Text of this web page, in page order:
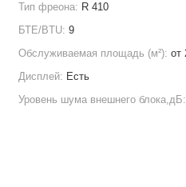
Тип фреона: R 410
БТЕ/BTU:9
Обслуживаемая площадь (м²):от
Дисплей: Есть
Уровень шума внешнего